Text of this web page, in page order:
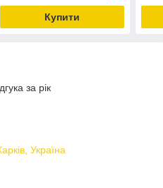
Купити
за рік
Україна